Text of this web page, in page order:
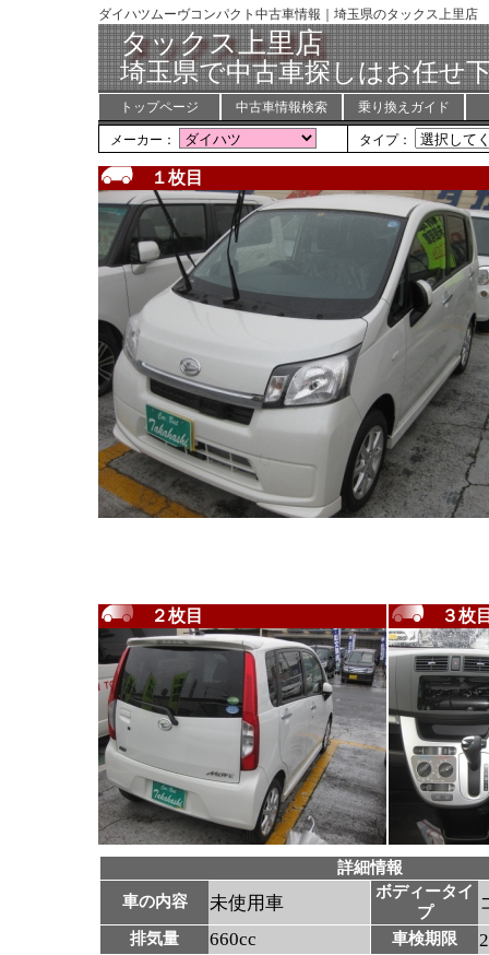
ダイハツムーヴコンパクト中古車情報｜埼玉県のタックス上里店
タックス上里店
埼玉県で中古車探しはお任せ
トップページ 中古車情報検索 乗り換えガイド
メーカー： タイプ：
１枚目
２枚目 ３枚
詳細情報
車の内容
未使用車
ボディータイ
プ
排気量 660cc 車検期限